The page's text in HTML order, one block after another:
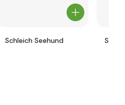
Schleich Seehund